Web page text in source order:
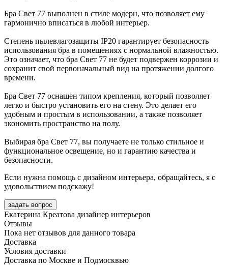
Бра Свет 77 выполнен в стиле модерн, что позволяет ему
гармонично вписаться в любой интерьер.
Степень пылевлагозащиты IP20 гарантирует безопасность
использования бра в помещениях с нормальной влажностью.
Это означает, что бра Свет 77 не будет подвержен коррозии и
сохранит свой первоначальный вид на протяжении долгого
времени.
Бра Свет 77 оснащен типом крепления, который позволяет
легко и быстро установить его на стену. Это делает его
удобным и простым в использовании, а также позволяет
экономить пространство на полу.
Выбирая бра Свет 77, вы получаете не только стильное и
функциональное освещение, но и гарантию качества и
безопасности.
Если нужна помощь с дизайном интерьера, обращайтесь, я с
удовольствием подскажу!
задать вопрос
Екатерина Креатова дизайнер интерьеров
Отзывы
Пока нет отзывов для данного товара
Доставка
Условия доставки
Доставка по Москве и Подмосквью